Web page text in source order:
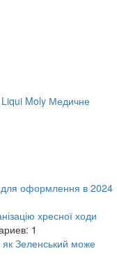
Liqui Moly Медичне
для оформлення в 2024
хресної ходи
1
Зеленський може